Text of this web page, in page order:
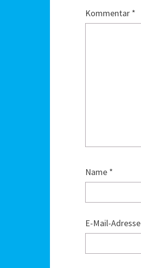
Kommentar *
Name *
E-Mail-Adresse